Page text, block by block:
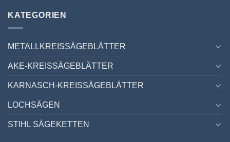
KATEGORIEN
METALLKREISSÄGEBLÄTTER
AKE-KREISSÄGEBLÄTTER
KARNASCH-KREISSÄGEBLÄTTER
LOCHSÄGEN
STIHL SÄGEKETTEN